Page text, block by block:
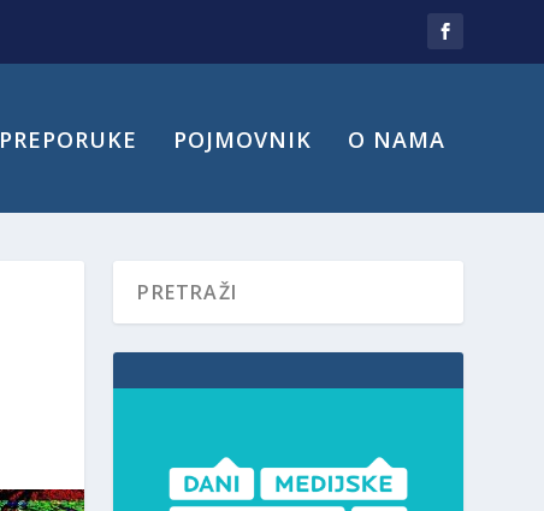
PREPORUKE POJMOVNIK O NAMA